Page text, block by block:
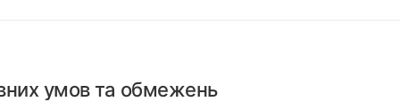
умов та обмежень